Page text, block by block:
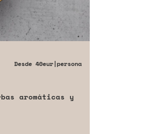
Desde 40eur|persona
aromáticas y